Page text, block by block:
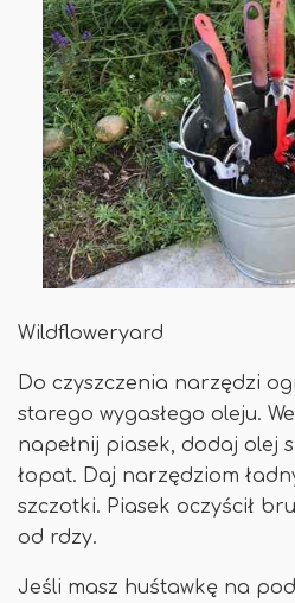
Wildfloweryard
Do czyszczenia narzędzi
starego wygasłego oleju.
napełnij piasek, dodaj olej
łopat. Daj narzędziom
szczotki. Piasek oczyścił
od rdzy.
Jeśli masz huśtawkę na